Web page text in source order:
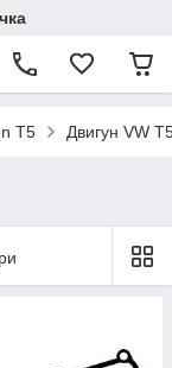
T5 Двигун VW